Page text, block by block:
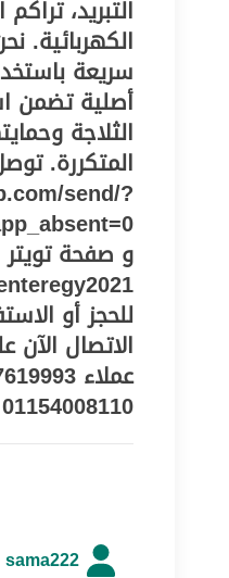
التبريد،
الكهربائية.
سريعة
أصلية تضمن
الثلاجة
المتكررة.
send/?
و صفحة تويتر
للحجز أو
الاتصال
عملاء
01154008110
sama222